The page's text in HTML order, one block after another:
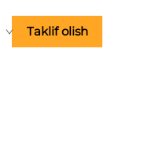
Taklif olish